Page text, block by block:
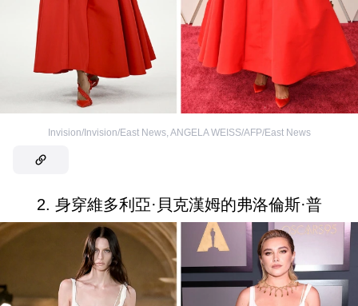
Invision/Invision/East News, ANGELA WEISS/AFP/East News
2. 身穿維多利亞·貝克漢姆的弗洛倫斯·普